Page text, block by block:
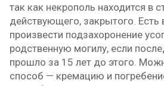
так как некрополь находится в
действующего, закрытого.
произвести подзахоронение
родственную могилу, если
прошло за 15 лет до этого.
способ — кремацию и